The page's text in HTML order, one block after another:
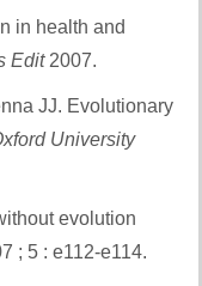
in health and
Edit2007.
JJ. Evolutionary
University
evolution
; 5 : e112-e114.